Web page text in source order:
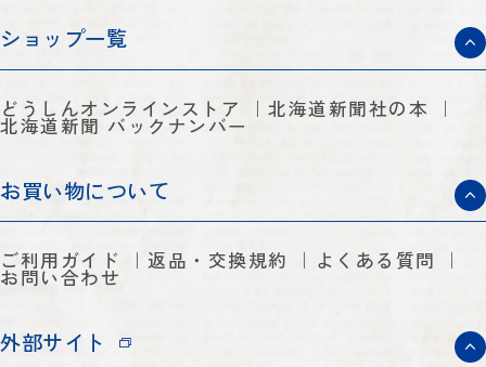
ショップ一覧
どうしんオンラインストア 北海道新聞社の本
北海道新聞 バックナンバー
お買い物について
ご利用ガイド 返品・交換規約 よくある質問
お問い合わせ
外部サイト